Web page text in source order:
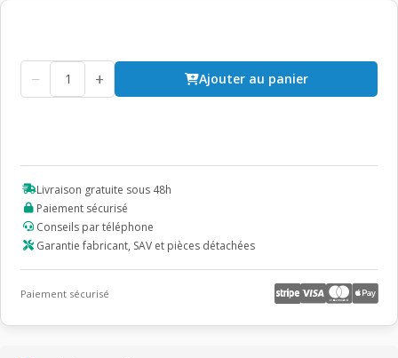
− + Ajouter au panier
Livraison gratuite sous 48h
Paiement sécurisé
Conseils par téléphone
Garantie fabricant, SAV et pièces détachées
Paiement sécurisé